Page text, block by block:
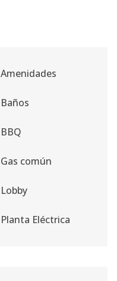
Amenidades
Baños
BBQ
Gas común
Lobby
Planta Eléctrica